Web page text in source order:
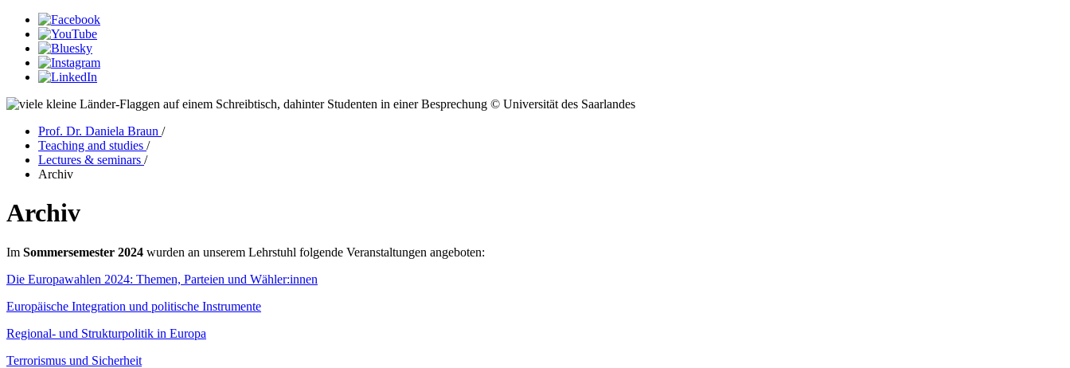
© Universität des Saarlandes
Prof. Dr. Daniela Braun /
Teaching and studies /
Lectures & seminars /
Archiv
Archiv
Im Sommersemester 2024 wurden an unserem Lehrstuhl folgende Veranstaltungen angeboten:
Die Europawahlen 2024: Themen, Parteien und Wähler:innen
Europäische Integration und politische Instrumente
Regional- und Strukturpolitik in Europa
Terrorismus und Sicherheit